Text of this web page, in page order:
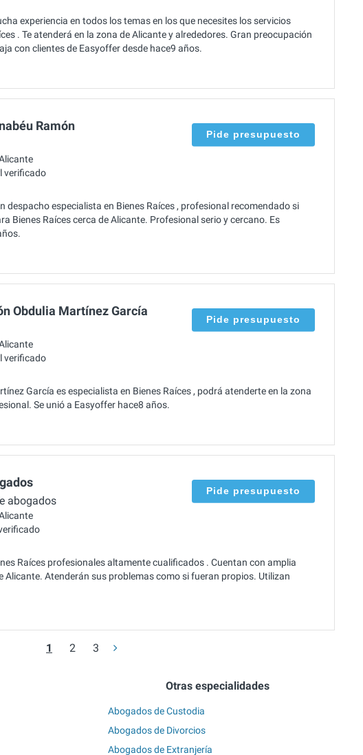
experiencia en todos los temas en los que necesites los servicios
. Te atenderá en la zona de Alicante y alrededores. Gran preocupación
con clientes de Easyoffer desde hace9 años.
Ramón
verificado
Pide presupuesto
despacho especialista en Bienes Raíces , profesional recomendado si
Bienes Raíces cerca de Alicante. Profesional serio y cercano. Es
Obdulia Martínez García
verificado
Pide presupuesto
García es especialista en Bienes Raíces , podrá atenderte en la zona
Se unió a Easyoffer hace8 años.
abogados
Pide presupuesto
Raíces profesionales altamente cualificados . Cuentan con amplia
Alicante. Atenderán sus problemas como si fueran propios. Utilizan
1 2 3
Otras especialidades
Abogados de Custodia
Abogados de Divorcios
Abogados de Extranjería